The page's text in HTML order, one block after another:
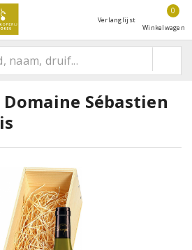
Verlanglijst
0
Winkelwagen
Sébastien